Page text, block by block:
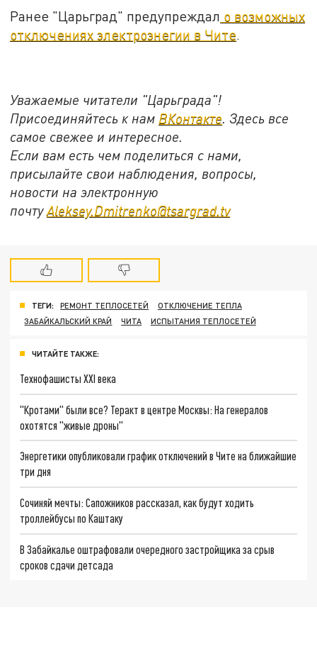
Ранее "Царьград" предупреждал о возможных
отключениях электроэнегии в Чите.
Уважаемые читатели "Царьграда"!
Присоединяйтесь к нам ВКонтакте . Здесь все
самое свежее и интересное.
Если вам есть чем поделиться с нами,
присылайте свои наблюдения, вопросы,
новости на электронную
почтуAleksey.Dmitrenko@tsargrad.tv
ТЕГИ: РЕМОНТ ТЕПЛОСЕТЕЙ
ОТКЛЮЧЕНИЕ ТЕПЛА
ЗАБАЙКАЛЬСКИЙ КРАЙ
ЧИТА ИСПЫТАНИЯ ТЕПЛОСЕТЕЙ
ЧИТАЙТЕ ТАКЖЕ:
Технофашисты XXI века
"Кротами" были все? Теракт в центре Москвы: На генералов
охотятся "живые дроны"
Энергетики опубликовали график отключений в Чите на ближайшие
три дня
Сочиняй мечты: Сапожников рассказал, как будут ходить
троллейбусы по Каштаку
В Забайкалье оштрафовали очередного застройщика за срыв
сроков сдачи детсада